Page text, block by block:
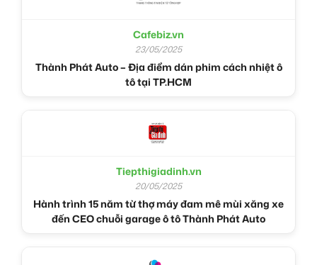
Cafebiz.vn
23/05/2025
Thành Phát Auto – Địa điểm dán phim cách nhiệt ô
tô tại TP.HCM
Tiepthigiadinh.vn
20/05/2025
Hành trình 15 năm từ thợ máy đam mê mùi xăng xe
đến CEO chuỗi garage ô tô Thành Phát Auto